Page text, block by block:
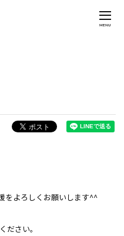
MENU
をよろしくお願いします^^
ださい。